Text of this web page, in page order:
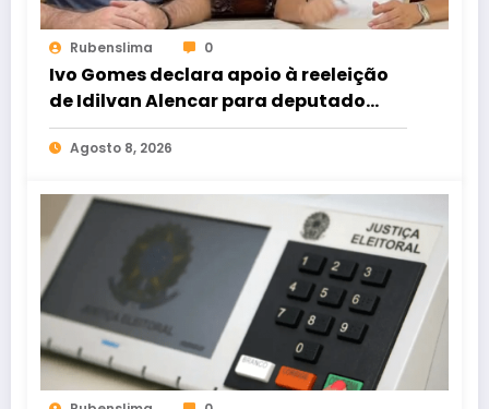
Rubenslima 0
Ivo Gomes declara apoio à reeleição
de Idilvan Alencar para deputado
federal
Agosto 8, 2026